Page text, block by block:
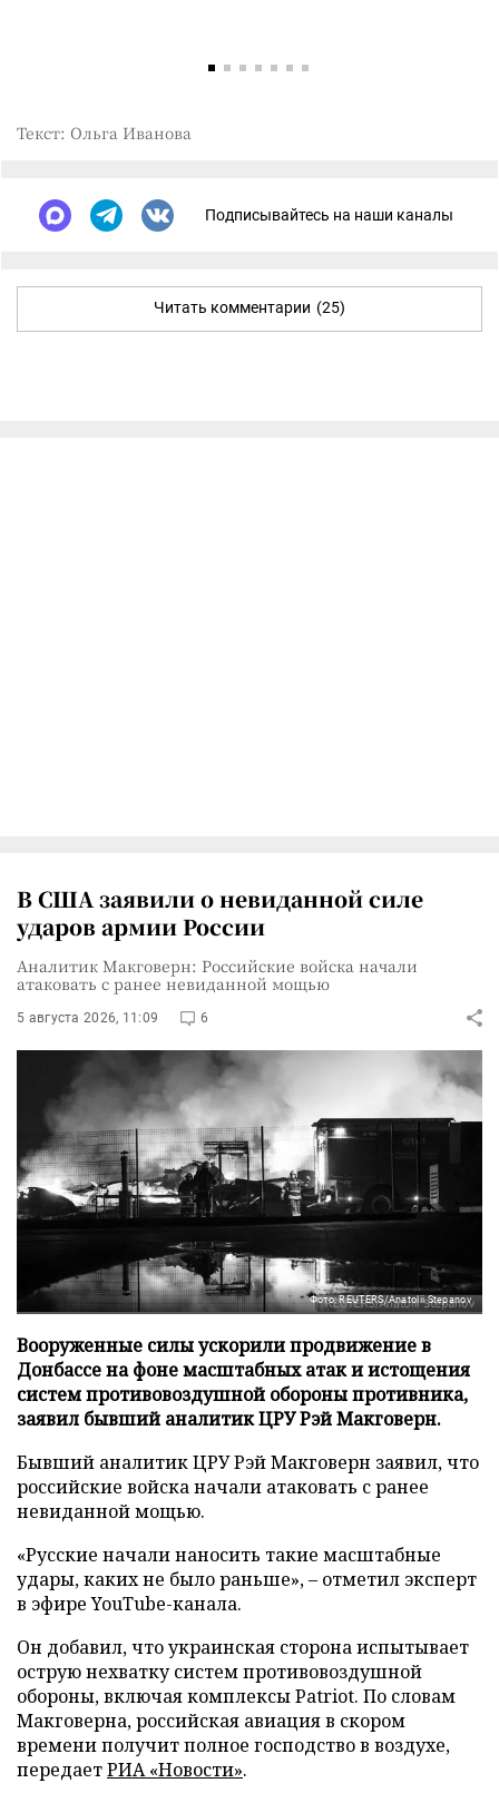
Текст: Ольга Иванова
Подписывайтесь на наши каналы
Читать комментарии (25)
В США заявили о невиданной силе
ударов армии России
Аналитик Макговерн: Российские войска начали
атаковать с ранее невиданной мощью
5 августа 2026, 11:09 6
Фото: REUTERS/Anatolii Stepanov
Вооруженные силы ускорили продвижение в
Донбассе на фоне масштабных атак и истощения
систем противовоздушной обороны противника,
заявил бывший аналитик ЦРУ Рэй Макговерн.
Бывший аналитик ЦРУ Рэй Макговерн заявил, что
российские войска начали атаковать с ранее
невиданной мощью.
«Русские начали наносить такие масштабные
удары, каких не было раньше», – отметил эксперт
в эфире YouTube-канала.
Он добавил, что украинская сторона испытывает
острую нехватку систем противовоздушной
обороны, включая комплексы Patriot. По словам
Макговерна, российская авиация в скором
времени получит полное господство в воздухе,
передаетРИА «Новости».